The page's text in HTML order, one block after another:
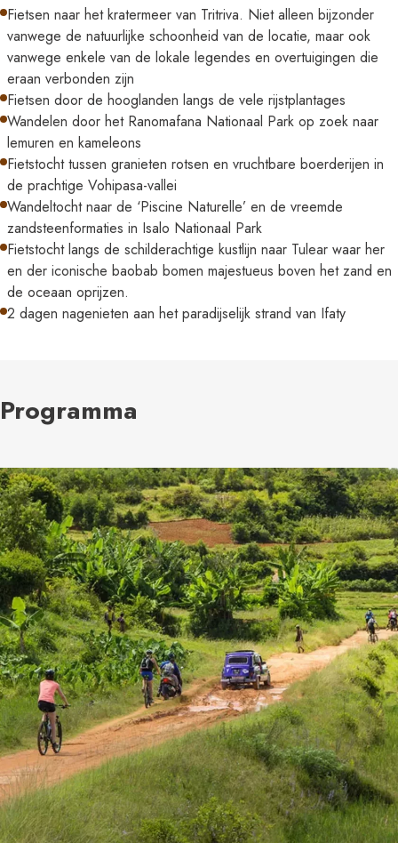
*
Fietsen naar het kratermeer van Tritriva. Niet alleen bijzonder
vanwege de natuurlijke schoonheid van de locatie, maar ook
vanwege enkele van de lokale legendes en overtuigingen die
eraan verbonden zijn
Fietsen door de hooglanden langs de vele rijstplantages
Wandelen door het Ranomafana Nationaal Park op zoek naar
lemuren en kameleons
Fietstocht tussen granieten rotsen en vruchtbare boerderijen in
de prachtige Vohipasa-vallei
Wandeltocht naar de ‘Piscine Naturelle’ en de vreemde
zandsteenformaties in Isalo Nationaal Park
Fietstocht langs de schilderachtige kustlijn naar Tulear waar her
en der iconische baobab bomen majestueus boven het zand en
de oceaan oprijzen.
2 dagen nagenieten aan het paradijselijk strand van Ifaty
Programma